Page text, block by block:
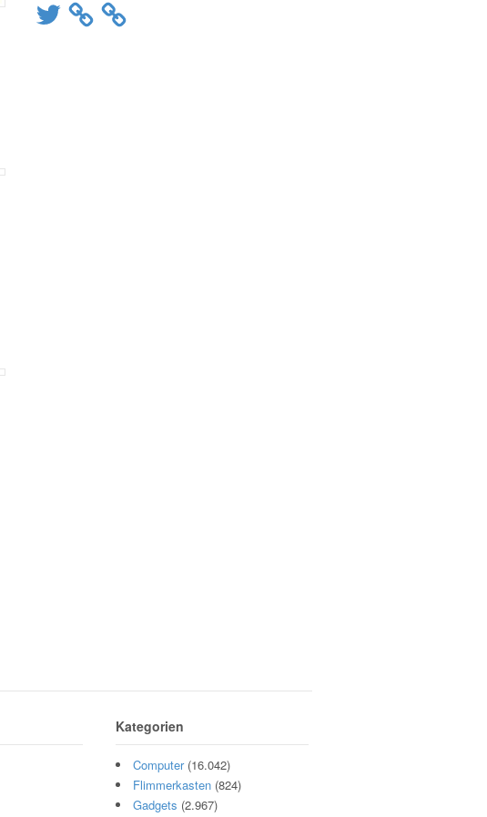
Twitter
Kategorien
Computer(16.042)
Flimmerkasten (824)
Gadgets (2.967)